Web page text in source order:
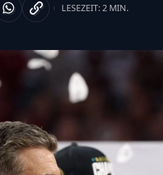
LESEZEIT: 2 MIN.